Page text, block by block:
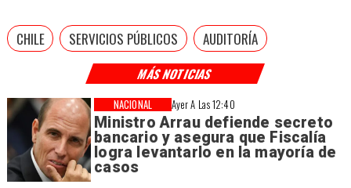
MÁS NOTICIAS
Ayer A Las 12:40
Ministro Arrau defiende secreto
bancario y asegura que Fiscalía
logra levantarlo en la mayoría de
casos
NACIONAL
CHILE SERVICIOS PÚBLICOS AUDITORÍA